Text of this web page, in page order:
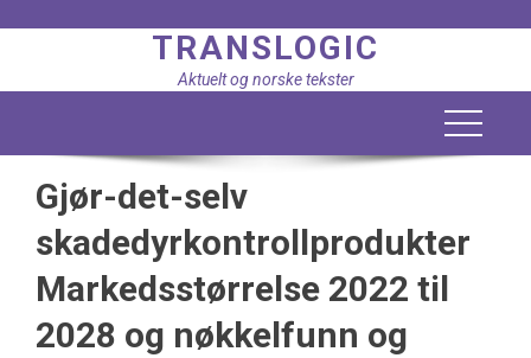
TRANSLOGIC
Aktuelt og norske tekster
Gjør-det-selv
skadedyrkontrollprodukter
Markedsstørrelse 2022 til
2028 og nøkkelfunn og